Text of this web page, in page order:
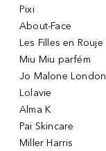
Pixi
About-Face
Les Filles en Rouje
Miu Miu parfém
Jo Malone London
Lolavie
Alma K
Pai Skincare
Miller Harris